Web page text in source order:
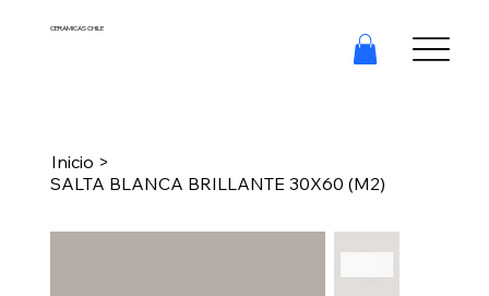
CERAMICAS CHILE
Inicio >
SALTA BLANCA BRILLANTE 30X60 (M2)